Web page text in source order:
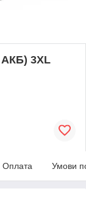
АКБ) 3XL
Оплата Умови